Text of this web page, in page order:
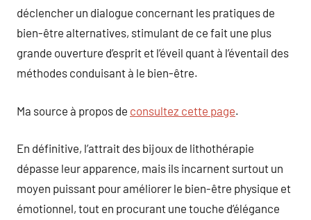
déclencher un dialogue concernant les pratiques de
bien-être alternatives, stimulant de ce fait une plus
grande ouverture d’esprit et l’éveil quant à l’éventail des
méthodes conduisant à le bien-être.
Ma source à propos de consultez cette page.
En définitive, l’attrait des bijoux de lithothérapie
dépasse leur apparence, mais ils incarnent surtout un
moyen puissant pour améliorer le bien-être physique et
émotionnel, tout en procurant une touche d’élégance